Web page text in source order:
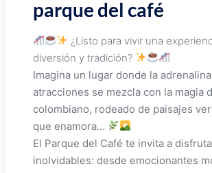
parque del café
¿Listo para vivir una
diversión y tradición?
Imagina un lugar donde la
atracciones se mezcla con la magia
colombiano, rodeado de paisajes
que enamora…
El Parque del Café te invita a
inolvidables: desde emocionantes